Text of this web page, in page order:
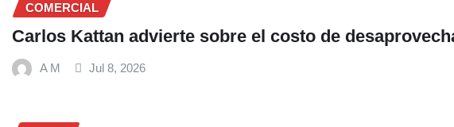
COMERCIAL
Carlos Kattan advierte sobre el costo de
A M Jul 8, 2026